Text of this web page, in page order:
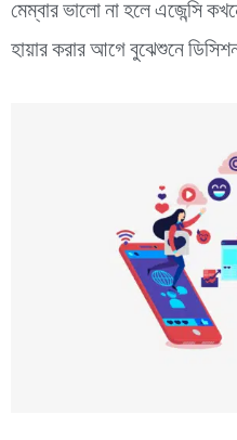
মেম্বার ভালো না হলে এজেন্সি
হায়ার করার আগে বুঝেশুনে